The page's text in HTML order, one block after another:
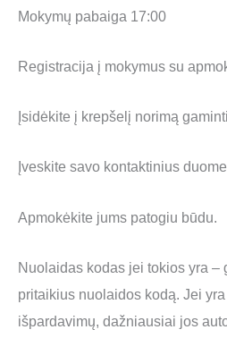
Mokymų pabaiga 17:00
Registracija į mokymus su
Įsidėkite į krepšelį norimą
Įveskite savo kontaktinius
Apmokėkite jums patogiu būdu.
Nuolaidas kodas jei tokios yra –
pritaikius nuolaidos kodą. Jei
išpardavimų, dažniausiai jos